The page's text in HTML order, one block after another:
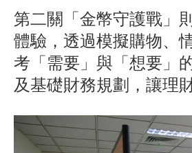
第二關「金幣守護戰」
體驗，透過模擬購物、
考「需要」與「想要」
及基礎財務規劃，讓理